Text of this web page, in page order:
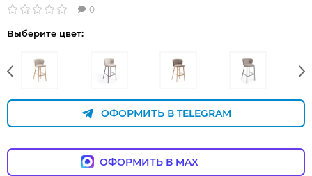
0
Выберите цвет:
ОФОРМИТЬ В TELEGRAM
ОФОРМИТЬ В MAX